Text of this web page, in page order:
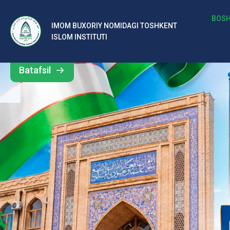
IMOM BUXORIY NOMIDAGI TOSHKENT
ISLOM INSTITUTI
b
al
ar
o‘
rt
a
si
d
Barcha
yangiliklar
Batafsil